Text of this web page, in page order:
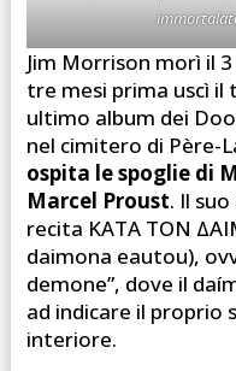
Jim Morrison morì il
tre mesi prima uscì
ultimo album dei
nel cimitero di Père-
ospita le spoglie di
Marcel Proust. Il
recita ΚΑΤΑ ΤΟΝ
daimona eautou),
demone”, dove il
ad indicare il proprio
interiore.